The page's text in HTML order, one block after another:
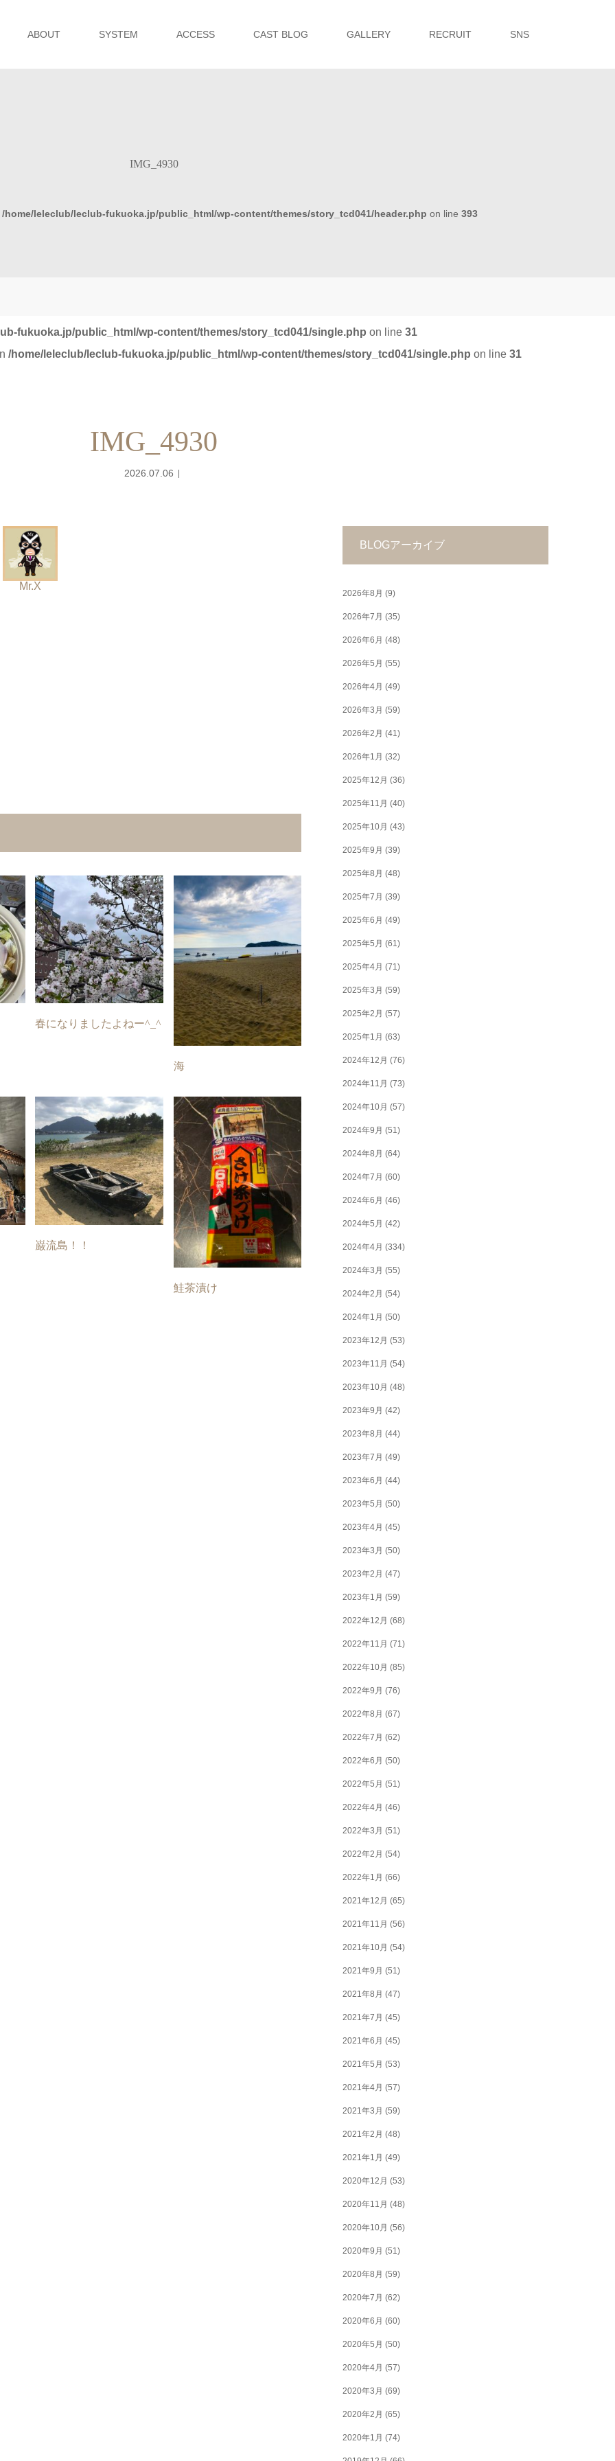
ABOUT SYSTEM ACCESS CAST BLOG GALLERY RECRUIT SNS
IMG_4930
/home/leleclub/leclub-fukuoka.jp/public_html/wp-content/themes/story_tcd041/header.php on line 393
fukuoka.jp/public_html/wp-content/themes/story_tcd041/single.php on line 31
/home/leleclub/leclub-fukuoka.jp/public_html/wp-content/themes/story_tcd041/single.php on line 31
IMG_4930
2026.07.06
Mr.X
春になりましたよねー^_^
海
巌流島！！
鮭茶漬け
BLOGアーカイブ
2026年8月 (9)
2026年7月 (35)
2026年6月 (48)
2026年5月 (55)
2026年4月 (49)
2026年3月 (59)
2026年2月 (41)
2026年1月 (32)
2025年12月 (36)
2025年11月 (40)
2025年10月 (43)
2025年9月 (39)
2025年8月 (48)
2025年7月 (39)
2025年6月 (49)
2025年5月 (61)
2025年4月 (71)
2025年3月 (59)
2025年2月 (57)
2025年1月 (63)
2024年12月 (76)
2024年11月 (73)
2024年10月 (57)
2024年9月 (51)
2024年8月 (64)
2024年7月 (60)
2024年6月 (46)
2024年5月 (42)
2024年4月 (334)
2024年3月 (55)
2024年2月 (54)
2024年1月 (50)
2023年12月 (53)
2023年11月 (54)
2023年10月 (48)
2023年9月 (42)
2023年8月 (44)
2023年7月 (49)
2023年6月 (44)
2023年5月 (50)
2023年4月 (45)
2023年3月 (50)
2023年2月 (47)
2023年1月 (59)
2022年12月 (68)
2022年11月 (71)
2022年10月 (85)
2022年9月 (76)
2022年8月 (67)
2022年7月 (62)
2022年6月 (50)
2022年5月 (51)
2022年4月 (46)
2022年3月 (51)
2022年2月 (54)
2022年1月 (66)
2021年12月 (65)
2021年11月 (56)
2021年10月 (54)
2021年9月 (51)
2021年8月 (47)
2021年7月 (45)
2021年6月 (45)
2021年5月 (53)
2021年4月 (57)
2021年3月 (59)
2021年2月 (48)
2021年1月 (49)
2020年12月 (53)
2020年11月 (48)
2020年10月 (56)
2020年9月 (51)
2020年8月 (59)
2020年7月 (62)
2020年6月 (60)
2020年5月 (50)
2020年4月 (57)
2020年3月 (69)
2020年2月 (65)
2020年1月 (74)